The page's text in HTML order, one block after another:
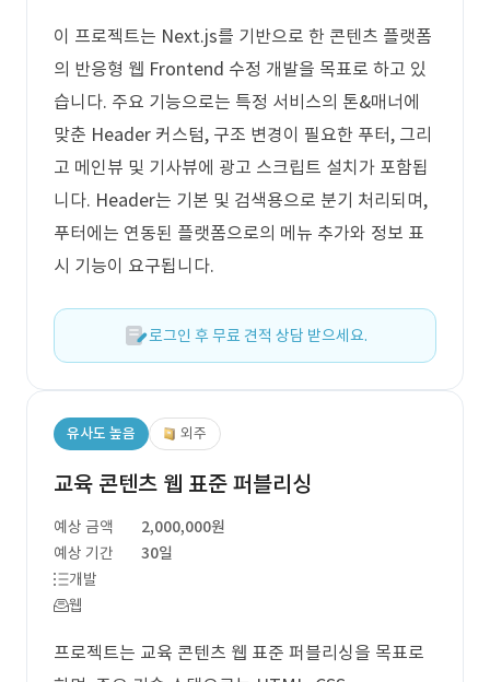
이 프로젝트는 Next.js를 기반으로 한 콘텐츠 플랫폼
의 반응형 웹 Frontend 수정 개발을 목표로 하고 있
습니다. 주요 기능으로는 특정 서비스의 톤&매너에
맞춘 Header 커스텀, 구조 변경이 필요한 푸터, 그리
고 메인뷰 및 기사뷰에 광고 스크립트 설치가 포함됩
니다. Header는 기본 및 검색용으로 분기 처리되며,
푸터에는 연동된 플랫폼으로의 메뉴 추가와 정보 표
시 기능이 요구됩니다.
로그인 후 무료 견적 상담 받으세요.
유사도 높음 외주
교육 콘텐츠 웹 표준 퍼블리싱
예상 금액
2,000,000원
예상 기간
30일
개발
웹
프로젝트는 교육 콘텐츠 웹 표준 퍼블리싱을 목표로